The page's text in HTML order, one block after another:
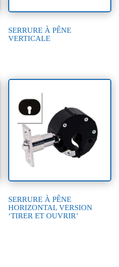
SERRURE À PÊNE
VERTICALE
SERRURE À PÊNE
HORIZONTAL VERSION
‘TIRER ET OUVRIR’